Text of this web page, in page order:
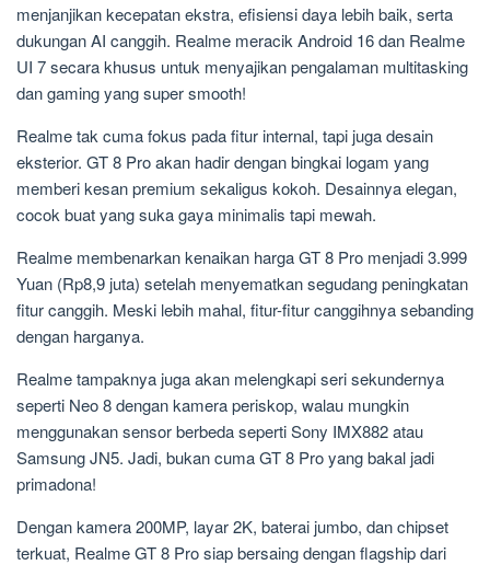
menjanjikan kecepatan ekstra, efisiensi daya lebih baik, serta
dukungan AI canggih. Realme meracik Android 16 dan Realme
UI 7 secara khusus untuk menyajikan pengalaman multitasking
dan gaming yang super smooth!
Realme tak cuma fokus pada fitur internal, tapi juga desain
eksterior. GT 8 Pro akan hadir dengan bingkai logam yang
memberi kesan premium sekaligus kokoh. Desainnya elegan,
cocok buat yang suka gaya minimalis tapi mewah.
Realme membenarkan kenaikan harga GT 8 Pro menjadi 3.999
Yuan (Rp8,9 juta) setelah menyematkan segudang peningkatan
fitur canggih. Meski lebih mahal, fitur-fitur canggihnya sebanding
dengan harganya.
Realme tampaknya juga akan melengkapi seri sekundernya
seperti Neo 8 dengan kamera periskop, walau mungkin
menggunakan sensor berbeda seperti Sony IMX882 atau
Samsung JN5. Jadi, bukan cuma GT 8 Pro yang bakal jadi
primadona!
Dengan kamera 200MP, layar 2K, baterai jumbo, dan chipset
terkuat, Realme GT 8 Pro siap bersaing dengan flagship dari